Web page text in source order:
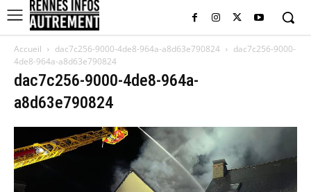
Accueil dac7c256-9000-4de8-964a-a8d63e790824
dac7c256-9000-
4de8-964a-a8d63e790824
dac7c256-9000-4de8-964a-
a8d63e790824